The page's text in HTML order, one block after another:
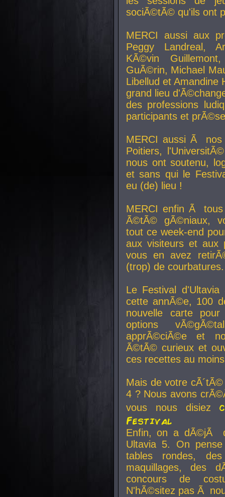
sociÃ©tÃ© qu'ils ont
MERCI aussi aux
Peggy Landreal,
KÃ©vin
GuÃ©rin, Michael
Libellud et Amandine
grand lieu
des professions
participants et
MERCI aussi Ã nos
Poitiers,
nous ont soutenu,
et sans qui le
eu (de) lieu !
MERCI enfin Ã
Ã©tÃ© gÃ©niaux,
tout ce week-end
aux visiteurs et aux
vous en avez
(trop) de courbatures.
Le Festival
cette annÃ©e, 100
nouvelle carte
options
apprÃ©ciÃ©e et
Ã©tÃ© curieux et
ces recettes au
Mais de votre
4 ? Nous avons
vous nous disiez
Festival
Enfin, on a dÃ©jÃ
Ultavia 5. On
tables rondes,
maquillages, des
concours de
N'hÃ©sitez pas Ã